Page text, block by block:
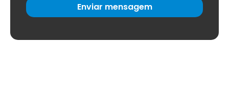
Enviar mensagem